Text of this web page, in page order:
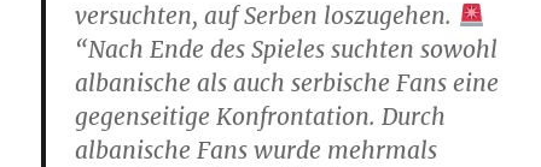
versuchten, auf Serben loszugehen.
“Nach Ende des Spieles suchten sowohl
albanische als auch serbische Fans eine
gegenseitige Konfrontation. Durch
albanische Fans wurde mehrmals